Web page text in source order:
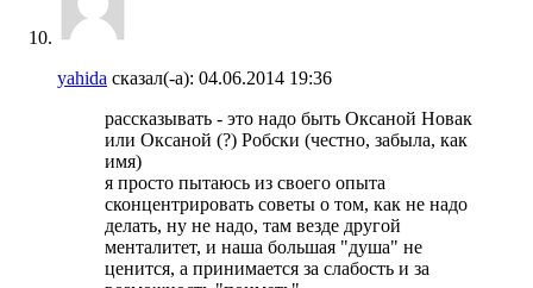
yahida сказал(-а): 04.06.2014 19:36
рассказывать - это надо быть Оксаной Новак
или Оксаной (?) Робски (честно, забыла, как
имя)
я просто пытаюсь из своего опыта
сконцентрировать советы о том, как не надо
делать, ну не надо, там везде другой
менталитет, и наша большая "душа" не
ценится, а принимается за слабость и за